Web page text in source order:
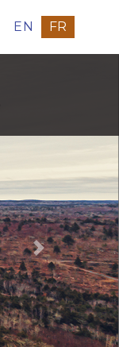
EN FR
Next